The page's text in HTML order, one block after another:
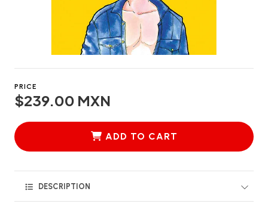
PRICE
$239.00 MXN
ADD TO CART
DESCRIPTION